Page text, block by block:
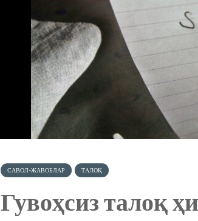
САВОЛ-ЖАВОБЛАР ТАЛОҚ
Гувоҳсиз талоқ